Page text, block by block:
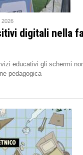
2026
digitali nella
educativi gli schermi
pedagogica